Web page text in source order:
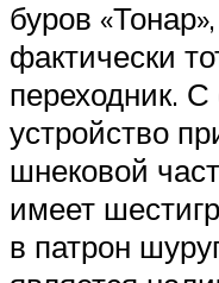
буров
фактически
переходник.
устройство
шнековой
имеет
в патрон